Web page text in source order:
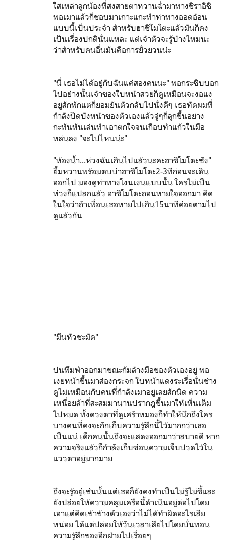
ใส่เหล่าลูกน้องที่ส่งสายตาหวานฉ่ำมาทางชิราอิชิ
พอเมาแล้วก็ชอบมาเกาะแกะทำท่าทางออดอ้อน
แบบนี้เป็นประจำ สำหรับฮาชิโมโตะแล้วมันก็คง
เป็นเรื่องปกตินั่นแหละ แต่เจ้าตัวจะรู้บ้างไหมนะ
ว่าสำหรับคนอื่นมันคือการยั่วยวนน่ะ
"นี่ เธอไม่ได้อยู่กับฉันแค่สองคนนะ" พอกระซิบบอก
ไปอย่างนั้นเจ้าของใบหน้าสวยก็ดูเหมือนจะงอแง
อยู่สักพักแต่ก็ยอมยันตัวกลับไปนั่งดีๆ เธอทัดผมที่
กำลังปิดบังหน้าของตัวเองแล้วจู่ๆก็ลุกขึ้นอย่าง
กะทันหันเล่นทำเอาตกใจจนเกือบทำแก้วในมือ
หล่นลง "จะไปไหนน่ะ"
"ห้องน้ำ...ห่วงฉันเกินไปแล้วนะคะฮาชิโมโตะซัง"
ยิ้มหวานพร้อมตบบ่าฮาชิโมโตะ2-3ทีก่อนจะเดิน
ออกไป มองดูท่าทางโงนเงนแบบนั้น ใครไม่เป็น
ห่วงก็แปลกแล้ว ฮาชิโมโตะถอนหายใจออกมา คิด
ในใจว่าถ้าเพื่อนเธอหายไปเกิน15นาทีค่อยตามไป
ดูแล้วกัน
"มึนหัวชะมัด"
บ่นพึมพำออกมาขณะก้มล้างมือของตัวเองอยู่ พอ
เงยหน้าขึ้นมาส่องกระจก ใบหน้าแดงระเรื่อนั่นช่าง
ดูไม่เหมือนกับคนที่กำลังเมาอยู่เลยสักนิด ความ
เหนื่อยล้าที่สะสมมานานปรากฎขึ้นมาให้เห็นเต็ม
ไปหมด ทั้งดวงตาที่ดูเศร้าหมองก็ทำให้นึกถึงใคร
บางคนที่คงจะกักเก็บความรู้สึกนี้ไว้มากกว่าเธอ
เป็นแน่ เด็กคนนั้นถึงจะแสดงออกมาว่าสบายดี หาก
ความจริงแล้วก็กำลังเก็บซ่อนความเจ็บปวดไว้ใน
แววตาอยู่มากมาย
ถึงจะรู้อยู่เช่นนั้นแต่เธอก็ยังคงทำเป็นไม่รู้ไม่ชี้และ
ยังปล่อยให้ความคลุมเครือนี้ดำเนินอยู่ต่อไปโดย
เอาแต่คิดเข้าข้างตัวเองว่าไม่ได้ทำผิดอะไรเสีย
หน่อย ได้แต่ปล่อยให้วันเวลาเสียไปโดยบั่นทอน
ความรู้สึกของอีกฝ่ายไปเรื่อยๆ